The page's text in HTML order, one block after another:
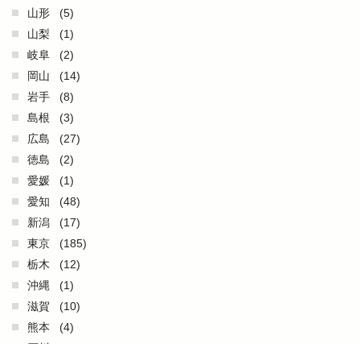
山形
(5)
山梨
(1)
岐阜
(2)
岡山
(14)
岩手
(8)
島根
(3)
広島
(27)
徳島
(2)
愛媛
(1)
愛知
(48)
新潟
(17)
東京
(185)
栃木
(12)
沖縄
(1)
滋賀
(10)
熊本
(4)